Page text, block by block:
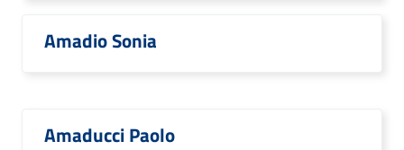
Amadio Sonia
Amaducci Paolo